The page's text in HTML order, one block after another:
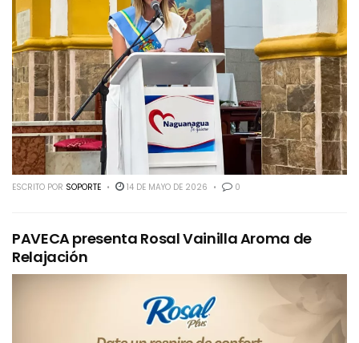
ESCRITO POR SOPORTE 14 DE MAYO DE 2026 0
PAVECA presenta Rosal Vainilla Aroma de
Relajación